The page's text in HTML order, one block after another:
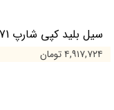
سیل بلید کپی شارپ Sharp AR- 271
۴,۹۱۷,۷۲۴ تومان